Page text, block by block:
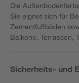
Die
Sie eignet sich für
Zementfußböden
Balkone, Terrassen,
Sicherheits- und